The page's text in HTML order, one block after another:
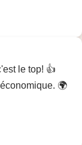
le top! 👍
🌍